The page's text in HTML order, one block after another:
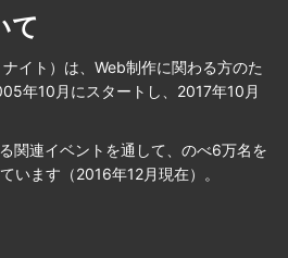
て
イト）は、Web制作に関わる方のた
年10月にスタートし、2017年10月
関連イベントを通して、のべ6万名を
います（2016年12月現在）。